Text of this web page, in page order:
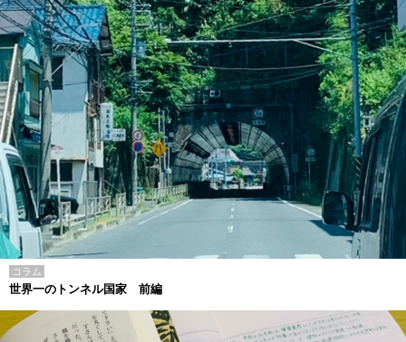
コラム
世界一のトンネル国家 前編